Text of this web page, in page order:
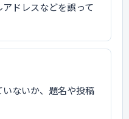
ドレスなどを誤って
ないか、題名や投稿